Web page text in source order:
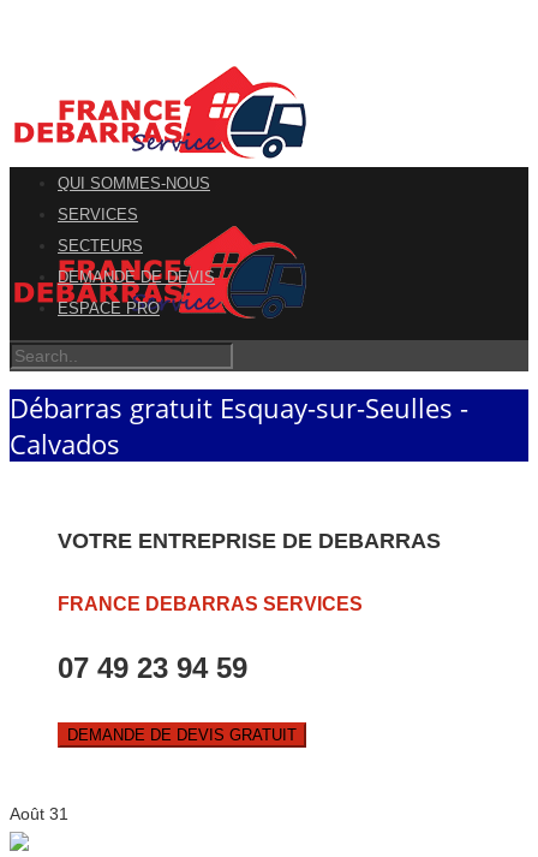
QUI SOMMES-NOUS
SERVICES
SECTEURS
DEMANDE DE DEVIS
ESPACE PRO
Débarras gratuit Esquay-sur-Seulles -
Calvados
VOTRE ENTREPRISE DE DEBARRAS
FRANCE DEBARRAS SERVICES
07 49 23 94 59
DEMANDE DE DEVIS GRATUIT
Août 31